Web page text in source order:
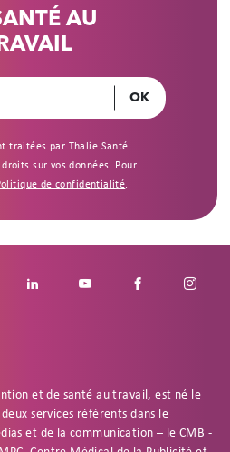
AU
traitées par Thalie Santé.
sur vos données. Pour
de confidentialité.
Footer social
Linkedin Youtube Facebook
et de santé au travail, est né le
services référents dans le
et de la communication – le CMB -